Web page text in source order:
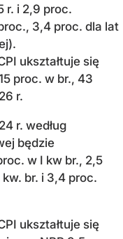
r. i 2,9 proc.
3,4 proc. dla lat
ukształtuje się
proc. w br., 43
r.
r. według
będzie
w I kw br., 2,5
br. i 3,4 proc.
ukształtuje się